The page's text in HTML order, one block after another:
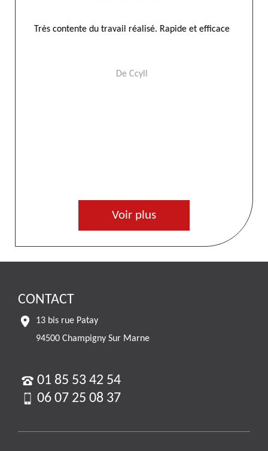
Entreprise sérieuse je recommande merci el ramonages
De Herve
Voir plus
CONTACT
13 bis rue Patay
94500 Champigny Sur Marne
01 85 53 42 54
06 07 25 08 37